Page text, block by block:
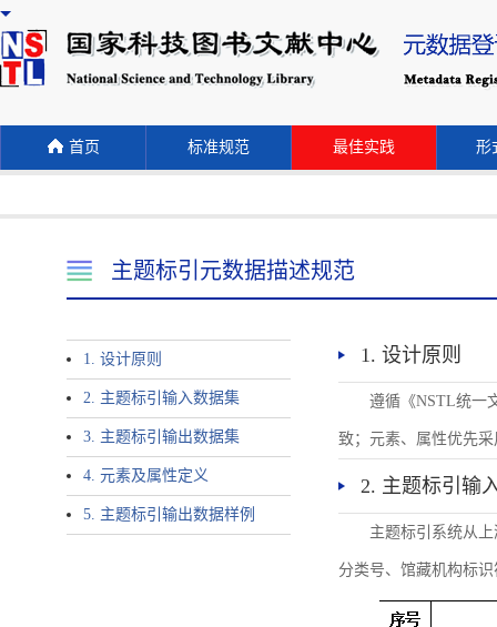
首页 标准规范 最佳实践 形
主题标引元数据描述规范
1. 设计原则
2. 主题标引输入数据集
3. 主题标引输出数据集
4. 元素及属性定义
5. 主题标引输出数据样例
1. 设计原则
遵循《NSTL统一
致；元素、属性优先
2. 主题标引输
主题标引系统从
分类号、馆藏机构标